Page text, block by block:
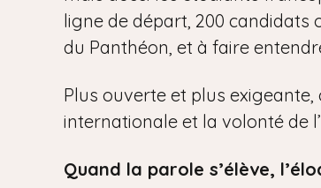
ligne de départ, 200 candidats
du Panthéon, et à faire
Plus ouverte et plus
internationale et la volonté de
Quand la parole s’élève,